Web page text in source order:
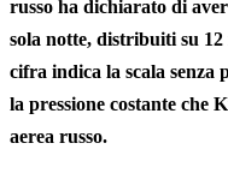
russo ha dichiarato di aver
sola notte, distribuiti su
cifra indica la scala senza
la pressione costante che
aerea russo.